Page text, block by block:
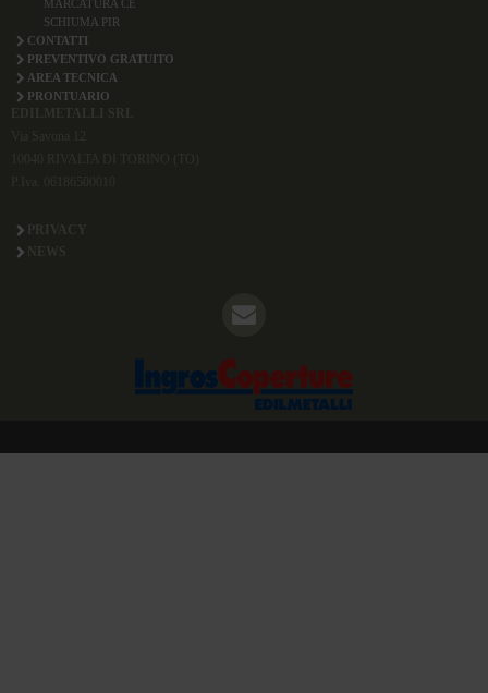
MARCATURA CE
SCHIUMA PIR
CONTATTI
PREVENTIVO GRATUITO
AREA TECNICA
PRONTUARIO